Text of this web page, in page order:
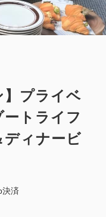
】プライベ
トライフ
ディナービ
決済